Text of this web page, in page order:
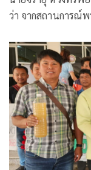
ว่า จากสถานการณ์
การแก้ไขปัญหาเพื่